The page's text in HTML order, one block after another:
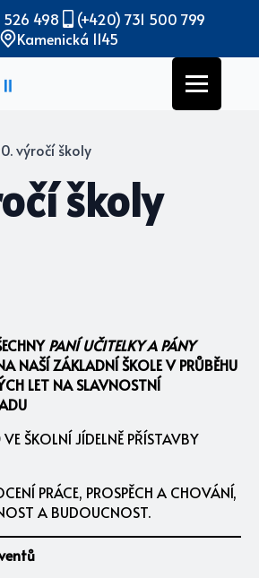
526 498
(+420) 731 500 799
Kamenická 1145
výročí školy
školy
PANÍ UČITELKY A PÁNY
NAŠÍ ZÁKLADNÍ ŠKOLE V PRŮBĚHU
LET NA SLAVNOSTNÍ
VE ŠKOLNÍ JÍDELNĚ PŘÍSTAVBY
PRÁCE, PROSPĚCH A CHOVÁNÍ,
A BUDOUCNOST.